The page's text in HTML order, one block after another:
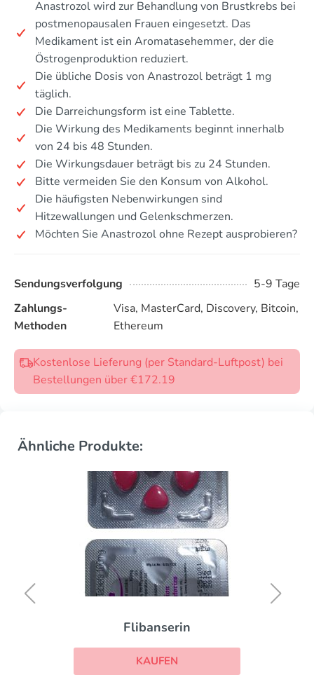
Anastrozol wird zur Behandlung von Brustkrebs bei
postmenopausalen Frauen eingesetzt. Das
Medikament ist ein Aromatasehemmer, der die
Östrogenproduktion reduziert.
Die übliche Dosis von Anastrozol beträgt 1 mg
täglich.
Die Darreichungsform ist eine Tablette.
Die Wirkung des Medikaments beginnt innerhalb
von 24 bis 48 Stunden.
Die Wirkungsdauer beträgt bis zu 24 Stunden.
Bitte vermeiden Sie den Konsum von Alkohol.
Die häufigsten Nebenwirkungen sind
Hitzewallungen und Gelenkschmerzen.
Möchten Sie Anastrozol ohne Rezept ausprobieren?
Sendungsverfolgung
5-9 Tage
Zahlungs-
Methoden
Visa, MasterCard, Discovery, Bitcoin,
Ethereum
Kostenlose Lieferung (per Standard-Luftpost) bei
Bestellungen über €172.19
Ähnliche Produkte:
Flibanserin
KAUFEN